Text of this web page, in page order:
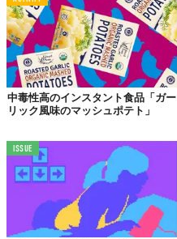
中毒性高のインスタント食品「ガー
リック風味のマッシュポテト」
ISSUE